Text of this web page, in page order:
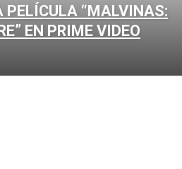
PELÍCULA “MALVINAS:
EN PRIME VIDEO